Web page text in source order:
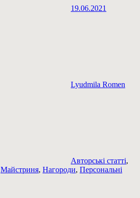
19.06.2021
Lyudmila Romen
Авторські статті,
Майстриня, Нагороди, Персональні